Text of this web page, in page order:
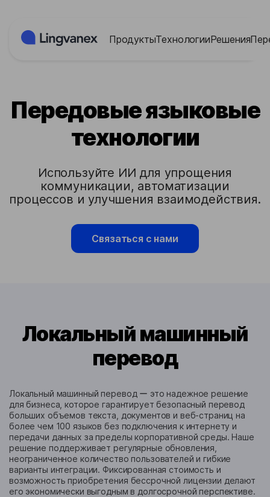
ПродуктыТехнологииРешения
Передовые языковые
технологии
Используйте ИИ для упрощения
коммуникации, автоматизации
процессов и улучшения взаимодействия.
Связаться с нами
Локальный машинный
перевод
Локальный машинный перевод ー это надежное решение
для бизнеса, которое гарантирует безопасный перевод
больших объемов текста, документов и веб-страниц на
более чем 100 языков без подключения к интернету и
передачи данных за пределы корпоративной среды. Наше
решение поддерживает регулярные обновления,
неограниченное количество пользователей и гибкие
варианты интеграции. Фиксированная стоимость и
возможность приобретения бессрочной лицензии делают
его экономически выгодным в долгосрочной перспективе.